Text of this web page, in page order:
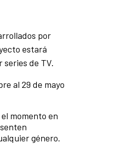
por
estará
de TV.
al 29 de mayo
momento en
género.